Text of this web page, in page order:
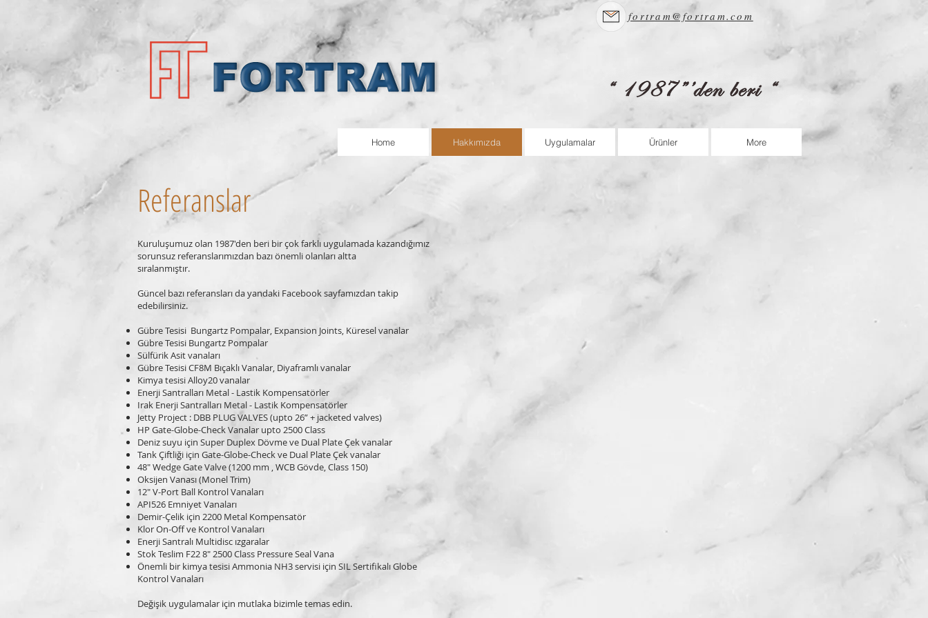
fortram@fortram.com
Home Hakkımızda Uygulamalar Ürünler More
Referanslar
Kuruluşumuz olan 1987'den beri bir çok farklı uygulamada kazandığımız
sorunsuz referanslarımızdan bazı önemli olanları altta
sıralanmıştır.
Güncel bazı referansları da yandaki Facebook sayfamızdan takip
edebilirsiniz.
Gübre Tesisi Bungartz Pompalar, Expansion Joints, Küresel vanalar
Gübre Tesisi Bungartz Pompalar
Sülfürik Asit vanaları
Gübre Tesisi CF8M Bıçaklı Vanalar, Diyaframlı vanalar
Kimya tesisi Alloy20 vanalar
Enerji Santralları Metal - Lastik Kompensatörler
Irak Enerji Santralları Metal - Lastik Kompensatörler
Jetty Project : DBB PLUG VALVES (upto 26” + jacketed valves)
HP Gate-Globe-Check Vanalar upto 2500 Class
Deniz suyu için Super Duplex Dövme ve Dual Plate Çek vanalar
Tank Çiftliği için Gate-Globe-Check ve Dual Plate Çek vanalar
48" Wedge Gate Valve (1200 mm , WCB Gövde, Class 150)
Oksijen Vanası (Monel Trim)
12" V-Port Ball Kontrol Vanaları
API526 Emniyet Vanaları
Demir-Çelik için 2200 Metal Kompensatör
Klor On-Off ve Kontrol Vanaları
Enerji Santralı Multidisc ızgaralar
Stok Teslim F22 8" 2500 Class Pressure Seal Vana
Önemli bir kimya tesisi Ammonia NH3 servisi için SIL Sertifikalı Globe
Kontrol Vanaları
Değişik uygulamalar için mutlaka bizimle temas edin.